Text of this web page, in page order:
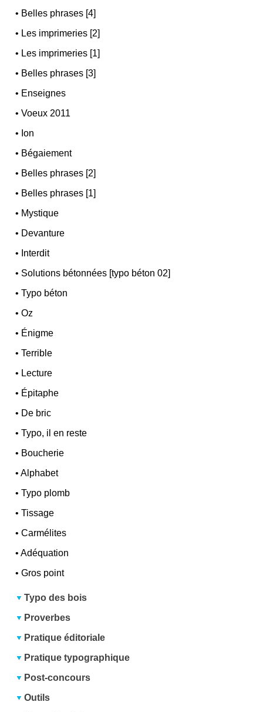
• Belles phrases [4]
• Les imprimeries [2]
• Les imprimeries [1]
• Belles phrases [3]
• Enseignes
•Voeux 2011
• Ion
• Bégaiement
• Belles phrases [2]
• Belles phrases [1]
• Mystique
• Devanture
• Interdit
• Solutions bétonnées [typo béton 02]
•Typo béton
•Oz
• Énigme
•Terrible
• Lecture
• Épitaphe
• De bric
•Typo, il en reste
• Boucherie
•Alphabet
•Typo plomb
•Tissage
•Carmélites
•Adéquation
•Gros point
Typo des bois
Proverbes
Pratique éditoriale
Pratique typographique
Post-concours
Outils